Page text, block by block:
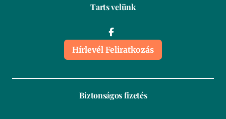
Tarts velünk
Hírlevél Feliratkozás
Biztonságos fizetés